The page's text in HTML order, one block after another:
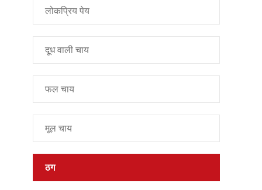
लोकप्रिय पेय
दूध वाली चाय
फल चाय
मूल चाय
ठग